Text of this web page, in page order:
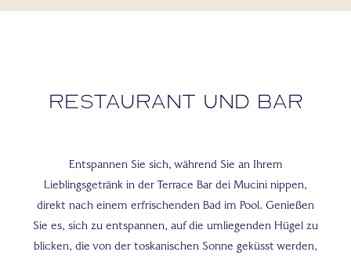
Restaurant und Bar
Entspannen Sie sich, während Sie an Ihrem
Lieblingsgetränk in der Terrace Bar dei Mucini nippen,
direkt nach einem erfrischenden Bad im Pool. Genießen
Sie es, sich zu entspannen, auf die umliegenden Hügel zu
blicken, die von der toskanischen Sonne geküsst werden,